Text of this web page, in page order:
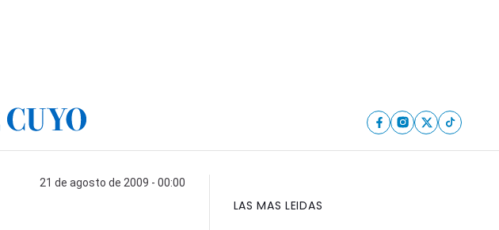
21 de agosto de 2009 - 00:00
LAS MAS LEIDAS